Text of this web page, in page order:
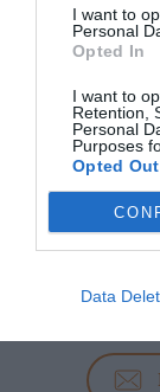
I want to
Personal
Opted In
I want to
Retention,
Personal
Purposes
Opted Out
Data